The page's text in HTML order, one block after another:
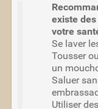
existe
votre
Se laver
Tousser
un
Saluer
Utiliser